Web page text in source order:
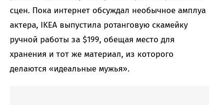
сцен. Пока интернет обсуждал необычное амплуа
актера, IKEA выпустила ротанговую скамейку
ручной работы за $199, обещая место для
хранения и тот же материал, из которого
делаются «идеальные мужья».